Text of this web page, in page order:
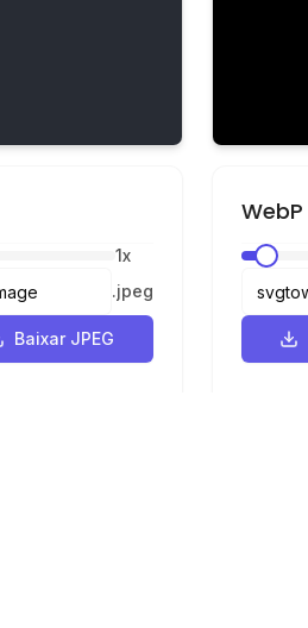
1x
.jpeg
Baixar JPEG
WebP